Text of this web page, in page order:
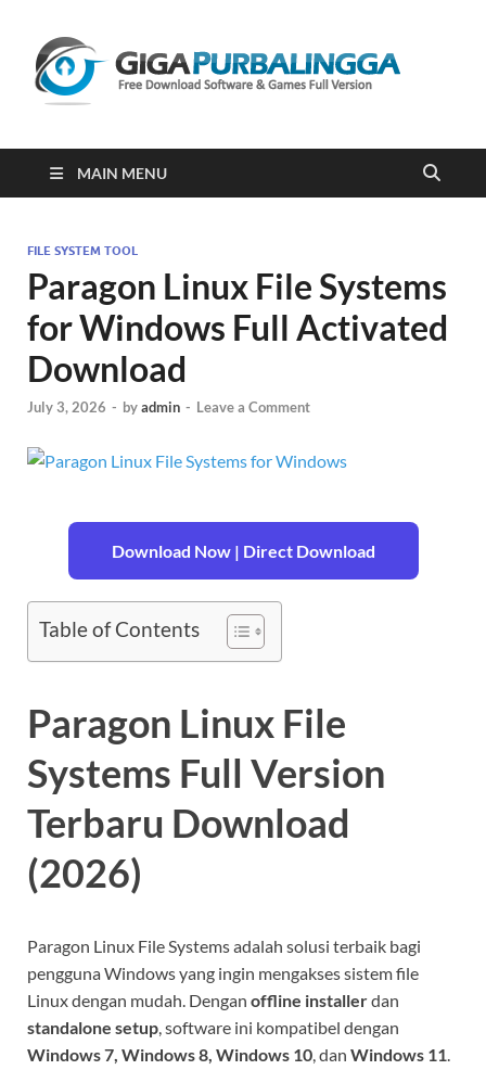
2023
MAIN MENU
FILE SYSTEM TOOL
Paragon Linux File Systems
for Windows Full Activated
Download
July 3, 2026 - byadmin - Leave a Comment
Download Now | Direct Download
Table of Contents
Paragon Linux File
Systems Full Version
Terbaru Download
(2026)
Paragon Linux File Systems adalah solusi terbaik bagi
pengguna Windows yang ingin mengakses sistem file
Linux dengan mudah. Dengan offline installerdan
standalone setup, software ini kompatibel dengan
Windows 7, Windows 8, Windows 10, dan Windows 11.